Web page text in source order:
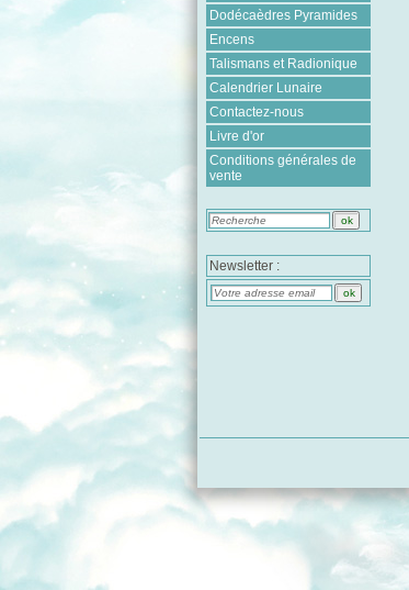
Dodécaèdres Pyramides
Encens
Talismans et Radionique
Calendrier Lunaire
Contactez-nous
Livre d'or
Conditions générales de
vente
Newsletter :